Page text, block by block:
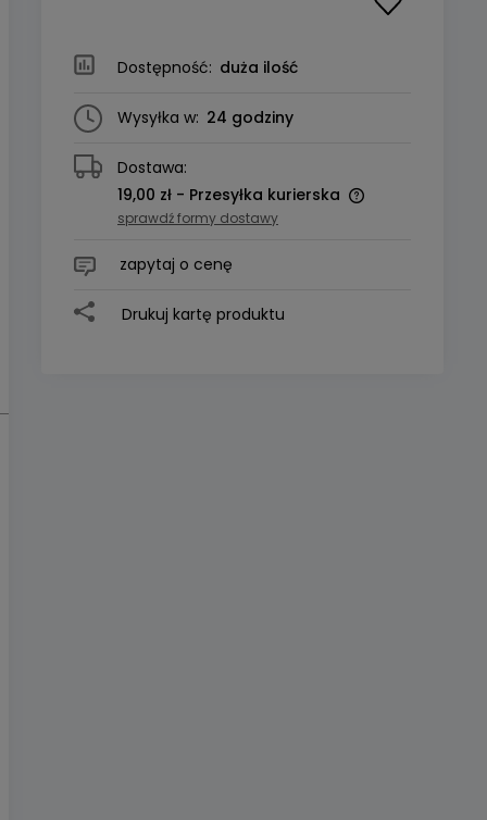
Dostępność: duża ilość
Wysyłka w: 24 godziny
Dostawa:
19,00 zł - Przesyłka kurierska
sprawdź formy dostawy
zapytaj o cenę
Drukuj kartę produktu